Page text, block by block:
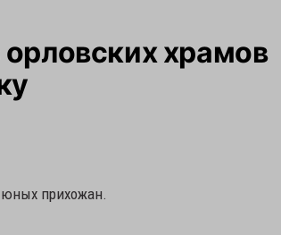
храмов
юных прихожан.